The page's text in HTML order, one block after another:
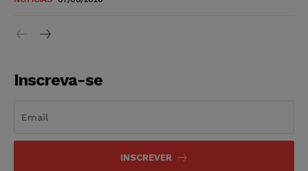
Inscreva-se
INSCREVER